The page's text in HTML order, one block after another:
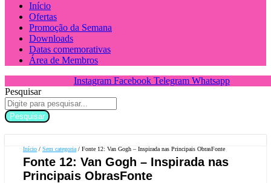
Início
Ofertas
Promoção da Semana
Downloads
Datas comemorativas
Área de Membros
Instagram Facebook Telegram Whatsapp
Pesquisar
Pesquisar
Início / Sem categoria / Fonte 12: Van Gogh – Inspirada nas Principais ObrasFonte
Fonte 12: Van Gogh – Inspirada nas
Principais ObrasFonte